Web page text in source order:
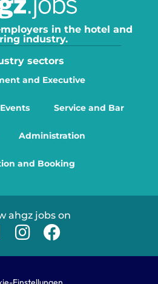
in the hotel and
industry.
sectors
and Executive
Service and Bar
Administration
and Booking
ahgz jobs on